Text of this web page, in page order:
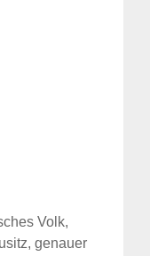
Volk,
genauer